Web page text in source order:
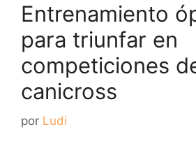
Entrenamiento
para triunfar en
competiciones
canicross
por Ludi